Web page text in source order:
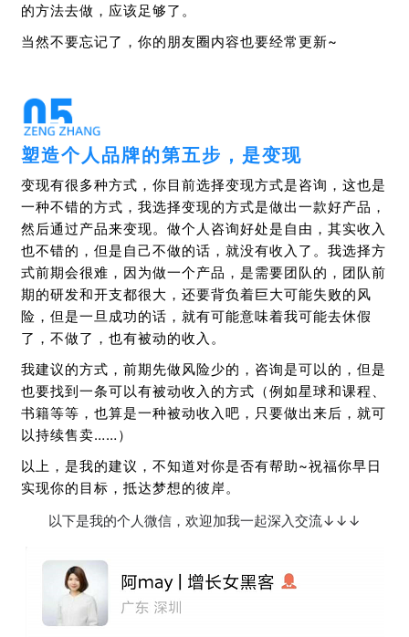
的方法去做，应该足够了。
当然不要忘记了，你的朋友圈内容也要经常更新~
塑造个人品牌的第五步，是变现
变现有很多种方式，你目前选择变现方式是咨询，这也是
一种不错的方式，我选择变现的方式是做出一款好产品，
然后通过产品来变现。做个人咨询好处是自由，其实收入
也不错的，但是自己不做的话，就没有收入了。我选择方
式前期会很难，因为做一个产品，是需要团队的，团队前
期的研发和开支都很大，还要背负着巨大可能失败的风
险，但是一旦成功的话，就有可能意味着我可能去休假
了，不做了，也有被动的收入。
我建议的方式，前期先做风险少的，咨询是可以的，但是
也要找到一条可以有被动收入的方式（例如星球和课程、
书籍等等，也算是一种被动收入吧，只要做出来后，就可
以持续售卖……）
以上，是我的建议，不知道对你是否有帮助~祝福你早日
实现你的目标，抵达梦想的彼岸。
以下是我的个人微信，欢迎加我一起深入交流↓ ↓ ↓